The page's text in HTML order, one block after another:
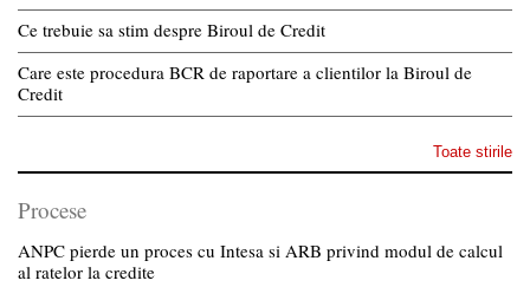
Ce trebuie sa stim despre Biroul de Credit
Care este procedura BCR de raportare a clientilor la Biroul de
Credit
Toate stirile
Procese
ANPC pierde un proces cu Intesa si ARB privind modul de calcul
al ratelor la credite